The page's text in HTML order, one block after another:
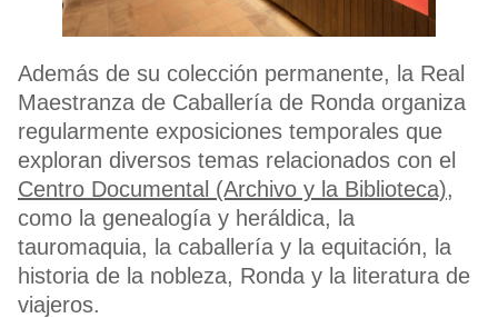
Además de su colección permanente, la Real
Maestranza de Caballería de Ronda organiza
regularmente exposiciones temporales que
exploran diversos temas relacionados con el
Centro Documental (Archivo y la Biblioteca),
como la genealogía y heráldica, la
tauromaquia, la caballería y la equitación, la
historia de la nobleza, Ronda y la literatura de
viajeros.